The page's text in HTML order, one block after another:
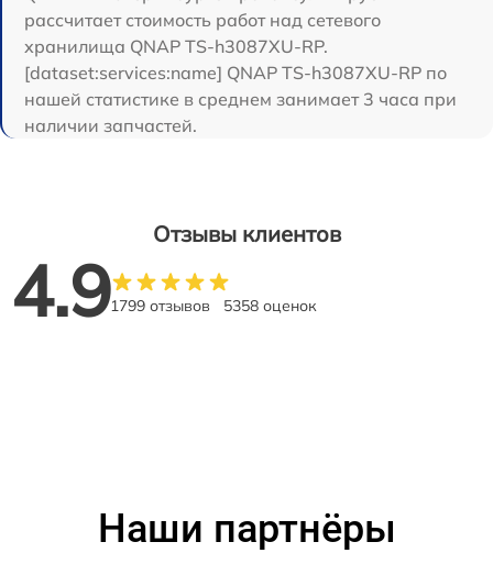
рассчитает стоимость работ над сетевого
хранилища QNAP TS-h3087XU-RP.
[dataset:services:name] QNAP TS-h3087XU-RP по
нашей статистике в среднем занимает 3 часа при
наличии запчастей.
Отзывы клиентов
4.91799 отзывов 5358 оценок
Наши партнёры